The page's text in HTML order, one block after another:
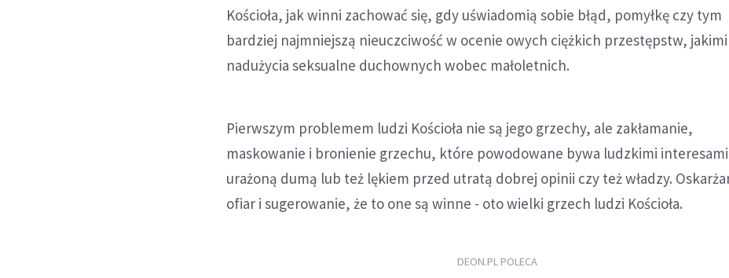
Kościoła, jak winni zachować się, gdy uświadomią sobie błąd, pomyłkę czy tym
bardziej najmniejszą nieuczciwość w ocenie owych ciężkich przestępstw, jakimi
nadużycia seksualne duchownych wobec małoletnich.
Pierwszym problemem ludzi Kościoła nie są jego grzechy, ale zakłamanie,
maskowanie i bronienie grzechu, które powodowane bywa ludzkimi
urażoną dumą lub też lękiem przed utratą dobrej opinii czy też władzy.
ofiar i sugerowanie, że to one są winne - oto wielki grzech ludzi Kościoła.
DEON.PL POLECA